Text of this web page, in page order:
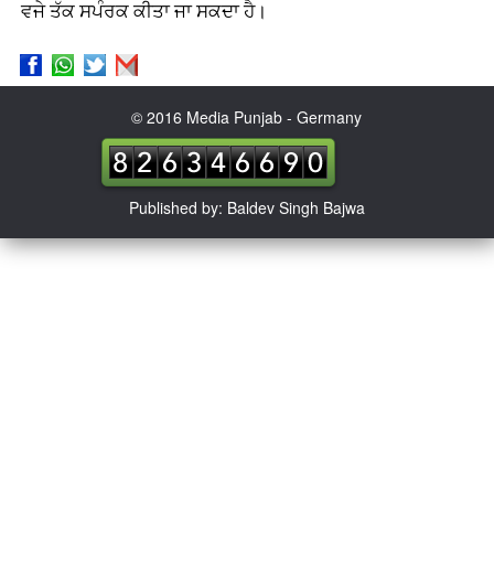
ਵਜੇ ਤੱਕ ਸਪੰਰਕ ਕੀਤਾ ਜਾ ਸਕਦਾ ਹੈ।
© 2016 Media Punjab - Germany
Published by: Baldev Singh Bajwa